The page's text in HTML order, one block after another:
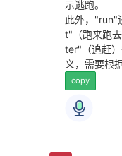
示逃跑。
此外，"run"
t"（跑来跑
ter"（追赶
义，需要根
copy